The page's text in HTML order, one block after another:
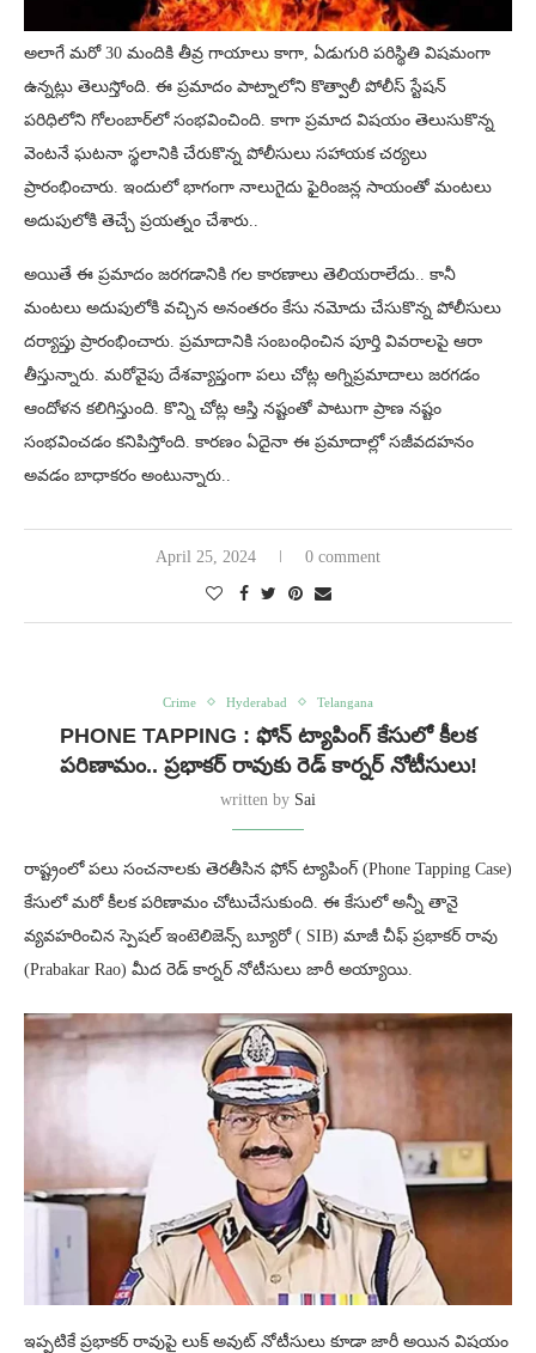
అలాగే మరో 30 మందికి తీవ్ర గాయాలు కాగా, ఏడుగురి పరిస్థితి విషమంగా
ఉన్నట్లు తెలుస్తోంది. ఈ ప్రమాదం పాట్నాలోని కొత్వాలీ పోలీస్ స్టేషన్
పరిధిలోని గోలంబార్‌లో సంభవించింది. కాగా ప్రమాద విషయం తెలుసుకొన్న
వెంటనే ఘటనా స్థలానికి చేరుకొన్న పోలీసులు సహాయక చర్యలు
ప్రారంభించారు. ఇందులో భాగంగా నాలుగైదు ఫైరింజన్ల సాయంతో మంటలు
అదుపులోకి తెచ్చే ప్రయత్నం చేశారు..
అయితే ఈ ప్రమాదం జరగడానికి గల కారణాలు తెలియరాలేదు.. కానీ
మంటలు అదుపులోకి వచ్చిన అనంతరం కేసు నమోదు చేసుకొన్న పోలీసులు
దర్యాప్తు ప్రారంభించారు. ప్రమాదానికి సంబంధించిన పూర్తి వివరాలపై ఆరా
తీస్తున్నారు. మరోవైపు దేశవ్యాప్తంగా పలు చోట్ల అగ్నిప్రమాదాలు జరగడం
ఆందోళన కలిగిస్తుంది. కొన్ని చోట్ల ఆస్తి నష్టంతో పాటుగా ప్రాణ నష్టం
సంభవించడం కనిపిస్తోంది. కారణం ఏదైనా ఈ ప్రమాదాల్లో సజీవదహనం
అవడం బాధాకరం అంటున్నారు..
April 25, 2024 0 comment
Crime Hyderabad Telangana
PHONE TAPPING : ఫోన్ ట్యాపింగ్ కేసులో కీలక
పరిణామం.. ప్రభాకర్ రావుకు రెడ్ కార్నర్ నోటీసులు!
written by Sai
రాష్ట్రంలో పలు సంచనాలకు తెరతీసిన ఫోన్ ట్యాపింగ్ (Phone Tapping Case)
కేసులో మరో కీలక పరిణామం చోటుచేసుకుంది. ఈ కేసులో అన్నీ తానై
వ్యవహరించిన స్పెషల్ ఇంటెలిజెన్స్ బ్యూరో ( SIB) మాజీ చీఫ్ ప్రభాకర్ రావు
(Prabakar Rao) మీద రెడ్ కార్నర్ నోటీసులు జారీ అయ్యాయి.
ఇప్పటికే ప్రభాకర్ రావుపై లుక్ అవుట్ నోటీసులు కూడా జారీ అయిన విషయం